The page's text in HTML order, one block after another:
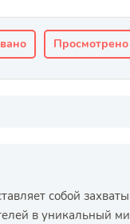
Просмотрено
собой
в уникальный